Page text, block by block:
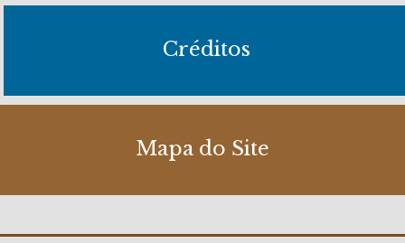
Créditos
Mapa do Site